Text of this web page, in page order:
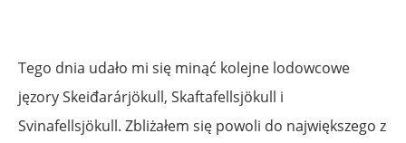
Tego dnia udało mi się minąć kolejne lodowcowe
jęzory Skeiđarárjökull, Skaftafellsjökull i
Svinafellsjökull. Zbliżałem się powoli do największego z